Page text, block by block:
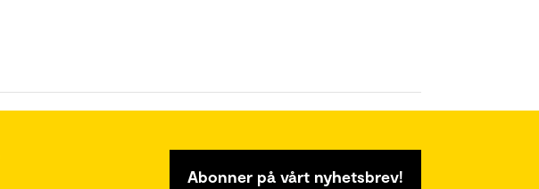
Abonner på vårt nyhetsbrev!